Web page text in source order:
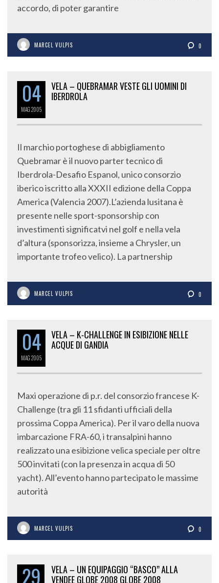
accordo, di poter garantire
MARCEL VULPIS 0
04
MAG2005
VELA – QUEBRAMAR VESTE GLI UOMINI DI
IBERDROLA
Il marchio portoghese di abbigliamento
Quebramar è il nuovo parter tecnico di
Iberdrola-Desafio Espanol, unico consorzio
iberico iscritto alla XXXII edizione della Coppa
America (Valencia 2007).L’azienda lusitana è
presente nelle sport-sponsorship con
investimenti significatvi nel golf e nella vela
d’altura (sponsorizza, insieme a Chrysler, un
importante trofeo velico). La partnership
MARCEL VULPIS 0
04
MAG2005
VELA – K-CHALLENGE IN ESIBIZIONE NELLE
ACQUE DI GANDIA
Maxi operazione di p.r. del consorzio francese K-
Challenge (tra gli 11 sfidanti ufficiali della
prossima Coppa America). Per il varo della nuova
imbarcazione FRA-60, i transalpini hanno
realizzato una esibizione velica speciale per oltre
500 invitati (con la presenza in acqua di 50
yacht). All’evento hanno partecipato le massime
autorità
MARCEL VULPIS 0
29
VELA – UN EQUIPAGGIO “BASCO” ALLA
VENDEE GLOBE 2008 GLOBE 2008